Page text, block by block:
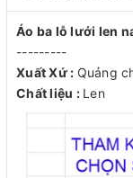
Áo ba lỗ lưới len
---------
Xuất Xứ : Quảng
Chất liệu : Len